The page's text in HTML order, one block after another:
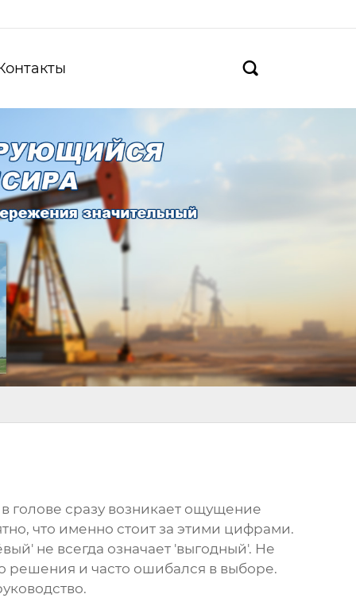

в голове сразу возникает ощущение
что именно стоит за этими цифрами.
не всегда означает 'выгодный'. Не
решения и часто ошибался в выборе.